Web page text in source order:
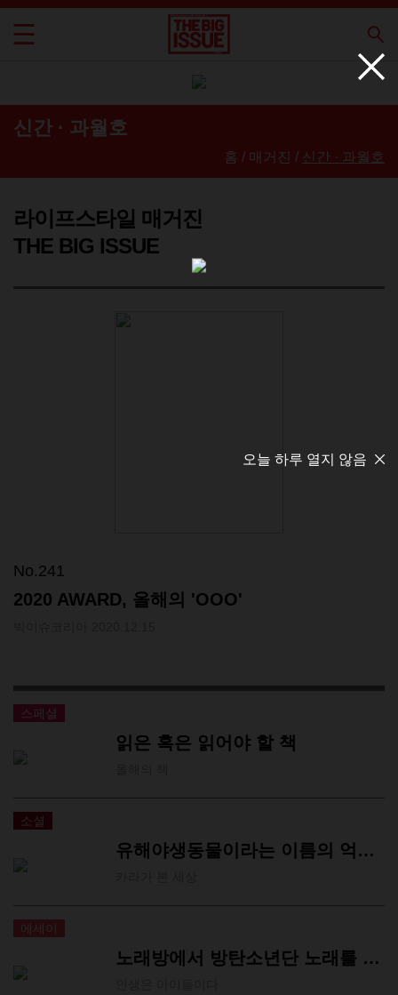
신간 · 과월호
홈 / 매거진 / 신간 · 과월호
라이프스타일 매거진
THE BIG ISSUE
No.241
2020 AWARD, 올해의 'OOO'
스페셜
읽은 혹은 읽어야 할 책
소셜
유해야생동물이라는 이름의 억울한 죽음
에세이
노래방에서 방탄소년단 노래를 부르면 망하는 이유
오늘 하루 열지 않음